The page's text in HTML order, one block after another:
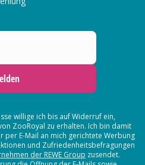
willige ich bis auf Widerruf ein,
ZooRoyal zu erhalten. Ich bin damit
per E-Mail an mich gerichtete Werbung
und Zufriedenheitsbefragungen
der REWE Group zusendet.